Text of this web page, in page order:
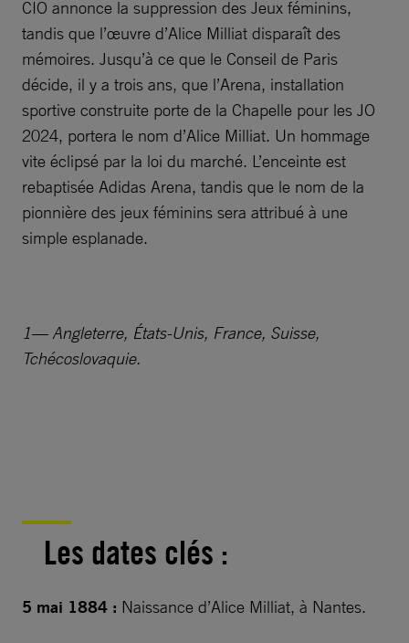
CIO annonce la suppression des Jeux féminins,
tandis que l’œuvre d’Alice Milliat disparaît des
mémoires. Jusqu’à ce que le Conseil de Paris
décide, il y a trois ans, que l’Arena, installation
sportive construite porte de la Chapelle pour les JO
2024, portera le nom d’Alice Milliat. Un hommage
vite éclipsé par la loi du marché. L’enceinte est
rebaptisée Adidas Arena, tandis que le nom de la
pionnière des jeux féminins sera attribué à une
simple esplanade.
1— Angleterre, États-Unis, France, Suisse,
Tchécoslovaquie.
Les dates clés :
5 mai 1884 : Naissance d’Alice Milliat, à Nantes.